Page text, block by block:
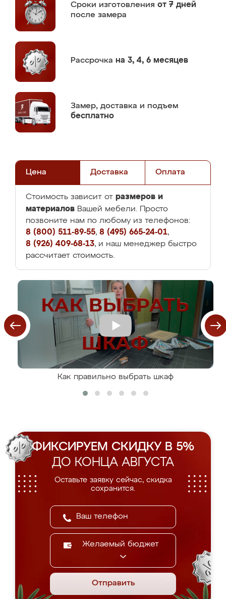
Сроки изготовления от 7 дней
после замера
Рассрочка на 3, 4, 6 месяцев
Замер, доставка и подъем
бесплатно
Цена Доставка Оплата
Стоимость зависит от размеров и
материалов Вашей мебели. Просто
позвоните нам по любому из телефонов:
8 (800) 511-89-55, 8 (495) 665-24-01,
8 (926) 409-68-13, и наш менеджер быстро
рассчитает стоимость.
Как правильно выбрать шкаф
ФИКСИРУЕМ СКИДКУ В 5%
ДО КОНЦА АВГУСТА
Оставьте заявку сейчас, скидка
сохранится.
Желаемый бюджет
Отправить